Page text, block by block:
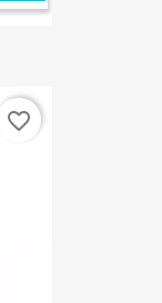
favorite_border